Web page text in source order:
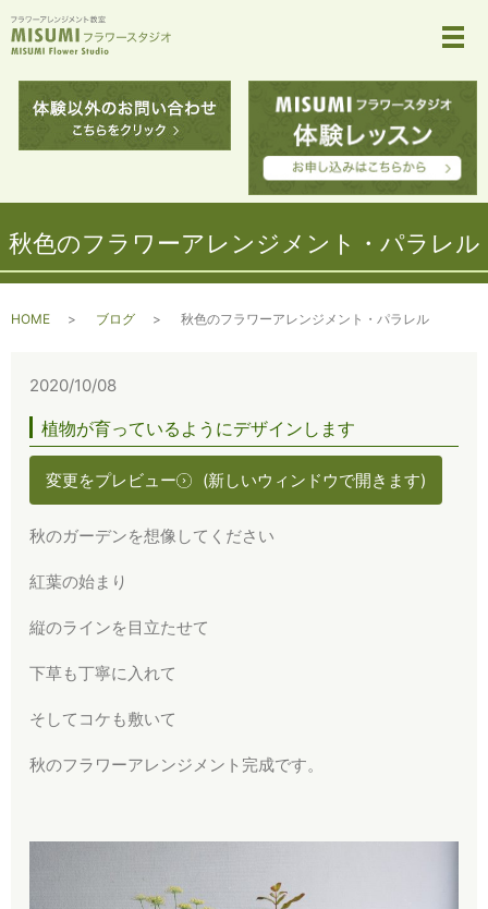
メ
秋色のフラワーアレンジメント・パラレル
HOME ブログ 秋色のフラワーアレンジメント・パラレル
2020/10/08
植物が育っているようにデザインします
変更をプレビュー (新しいウィンドウで開きます)
秋のガーデンを想像してください
紅葉の始まり
縦のラインを目立たせて
下草も丁寧に入れて
そしてコケも敷いて
秋のフラワーアレンジメント完成です。